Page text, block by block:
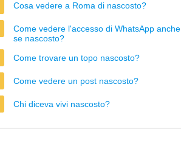
Cosa vedere a Roma di nascosto?
Come vedere l'accesso di WhatsApp anche
se nascosto?
Come trovare un topo nascosto?
Come vedere un post nascosto?
Chi diceva vivi nascosto?